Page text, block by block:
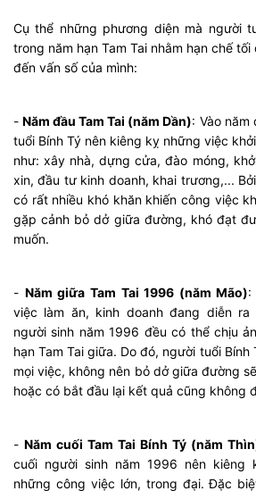
Cụ thể những phương diện mà người
trong năm hạn Tam Tai nhằm hạn chế
đến vấn số của mình:
-Năm đầu Tam Tai (năm Dần): Vào năm
tuổi Bính Tý nên kiêng kỵ những việc
như: xây nhà, dựng cửa, đào móng,
xin, đầu tư kinh doanh, khai trương,...
có rất nhiều khó khăn khiến công việc
gặp cảnh bỏ dở giữa đường, khó đạt
muốn.
- Năm giữa Tam Tai 1996 (năm Mão):
việc làm ăn, kinh doanh đang diễn
người sinh năm 1996 đều có thể chịu
hạn Tam Tai giữa. Do đó, người tuổi
mọi việc, không nên bỏ dở giữa đường
hoặc có bắt đầu lại kết quả cũng không
- Năm cuối Tam Tai Bính Tý (năm
cuối người sinh năm 1996 nên kiêng
những công việc lớn, trong đại. Đặc